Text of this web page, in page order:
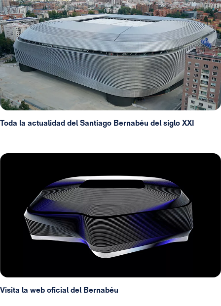
Toda la actualidad del Santiago Bernabéu del siglo XXI
Visita la web oficial del Bernabéu